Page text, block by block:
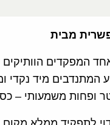
מבית
נחשב לאחד המפקדים
המתנדבים מיד
ופחות משמעותי –